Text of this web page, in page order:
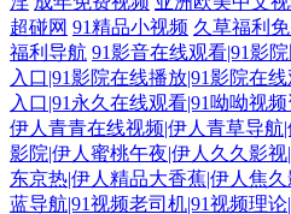
超碰网 91精品小视频 久草福利
福利导航 91影音在线观看|91影
入口|91影院在线播放|91影院在
入口|91永久在线观看|91呦呦视
伊人青青在线视频|伊人青草导航
影院|伊人蜜桃午夜|伊人久久影
东京热|伊人精品大香蕉|伊人焦
蓝导航|91视频老司机|91视频理